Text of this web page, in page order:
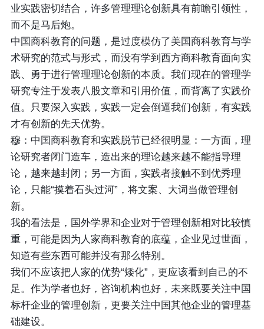
业实践密切结合，许多管理理论创新具有前瞻引领性，
而不是马后炮。
中国商科教育的问题，是过度模仿了美国商科教育与学
术研究的范式与形式，而没有学到西方商科教育面向实
践、勇于进行管理理论创新的本质。我们现在的管理学
研究专注于发表八股文章和引用价值，而背离了实践价
值。只要深入实践，实践一定会倒逼我们创新，有实践
才有创新的先天优势。
穆：中国商科教育和实践脱节已经很明显：一方面，理
论研究者闭门造车，造出来的理论越来越不能指导理
论，越来越封闭；另一方面，实践者接触不到优秀理
论，只能“摸着石头过河”，将文案、大词当做管理创
新。
我的看法是，国外学界和企业对于管理创新相对比较慎
重，可能是因为人家商科教育的底蕴，企业见过世面，
知道有些东西可能并没有那么特别。
我们不应该把人家的优势“矮化”，更应该看到自己的不
足。作为学者也好，咨询机构也好，未来既要关注中国
标杆企业的管理创新，更要关注中国其他企业的管理基
础建设。